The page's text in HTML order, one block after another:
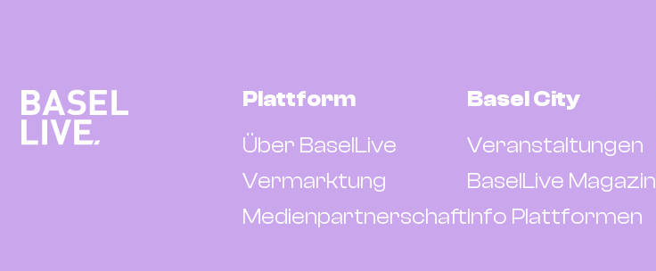
Plattform
Über BaselLive
Vermarktung
Medienpartnerschaft
Basel City
Veranstaltungen
BaselLive Magazin
Info Plattformen